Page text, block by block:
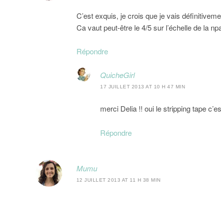
C’est exquis, je crois que je vais
Ca vaut peut-être le 4/5 sur l’échelle de la
Répondre
QuicheGirl
17 JUILLET 2013 AT 10 H 47 MIN
merci Delia !! oui le stripping tape
Répondre
Mumu
12 JUILLET 2013 AT 11 H 38 MIN